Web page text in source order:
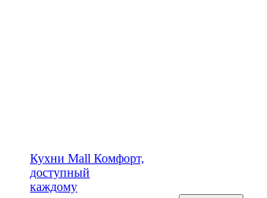
Кухни Mall Комфорт,
доступный
каждому